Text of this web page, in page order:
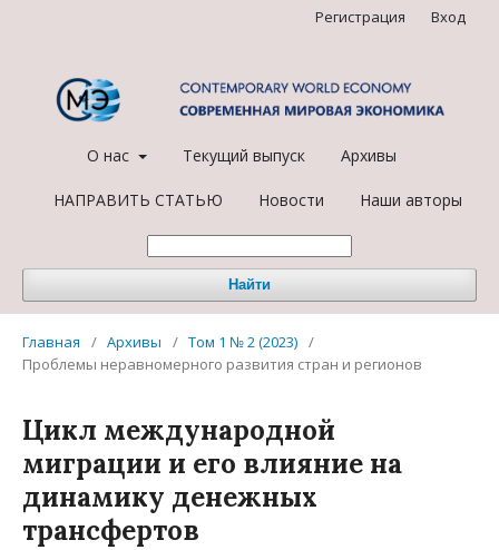
О нас Текущий выпуск Архивы
НАПРАВИТЬ СТАТЬЮ Новости Наши авторы
Найти
Регистрация Вход
Главная / Архивы / Том 1 № 2 (2023) /
Проблемы неравномерного развития стран и регионов
Цикл международной
миграции и его влияние на
динамику денежных
трансфертов